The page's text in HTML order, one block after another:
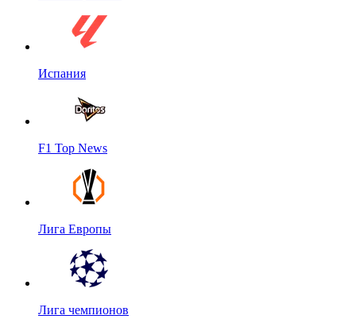
Испания
F1 Top News
Лига Европы
Лига чемпионов